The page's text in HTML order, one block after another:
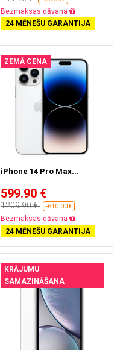
Bezmaksas dāvana
24 MĒNEŠU GARANTIJA
ZEMĀ CENA
iPhone 14 Pro Max...
599.90 €
1209.90 € -610.00 €
Bezmaksas dāvana
24 MĒNEŠU GARANTIJA
KRĀJUMU
SAMAZINĀŠANA